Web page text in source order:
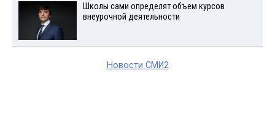
Школы сами определят объем курсов
внеурочной деятельности
Новости СМИ2